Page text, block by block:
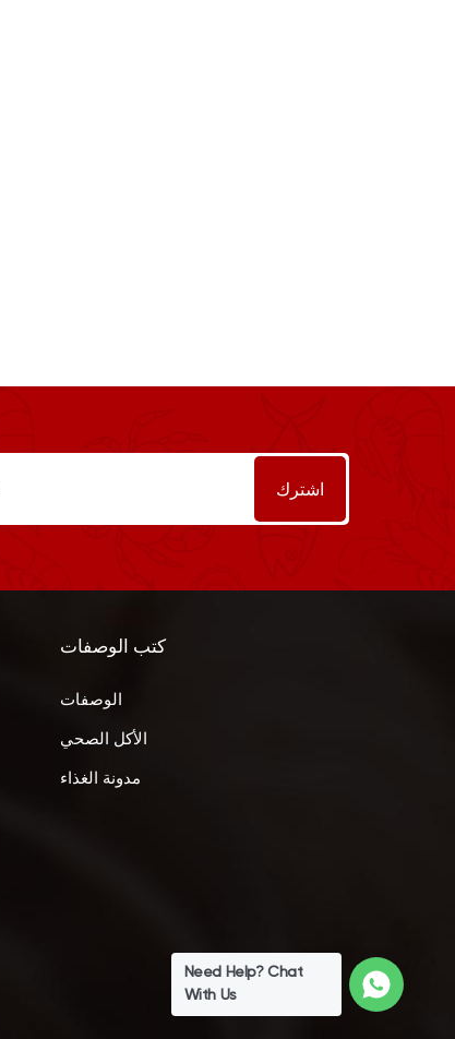
كتب الوصفات
الوصفات
الأكل الصحي
مدونة الغذاء
Need Help? Chat
With Us